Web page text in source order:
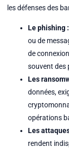
les défenses des
Le phishing :
ou de
de
souvent des
Les
données,
opérations
Les
rendent